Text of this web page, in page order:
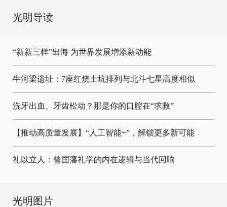
光明导读
“新新三样”出海 为世界发展增添新动能
牛河梁遗址：7座红烧土坑排列与北斗七星高度相似
洗牙出血、牙齿松动？那是你的口腔在“求救”
【推动高质量发展】“人工智能+”，解锁更多新可能
礼以立人：曾国藩礼学的内在逻辑与当代回响
光明图片